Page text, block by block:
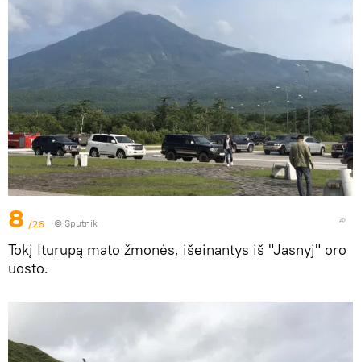
8 /26 © Sputnik
Tokį Iturupą mato žmonės, išeinantys iš "Jasnyj" oro
uosto.